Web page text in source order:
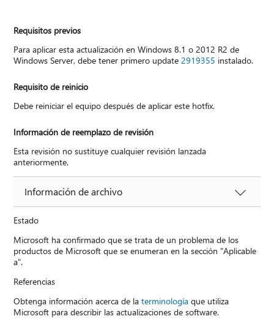
Requisitos previos
Para aplicar esta actualización en Windows 8.1 o 2012 R2 de
Windows Server, debe tener primero update2919355 instalado.
Requisito de reinicio
Debe reiniciar el equipo después de aplicar este hotfix.
Información de reemplazo de revisión
Esta revisión no sustituye cualquier revisión lanzada
anteriormente.
Información de archivo
Estado
Microsoft ha confirmado que se trata de un problema de los
productos de Microsoft que se enumeran en la sección "Aplicable
a".
Referencias
Obtenga información acerca de laterminología que utiliza
Microsoft para describir las actualizaciones de software.